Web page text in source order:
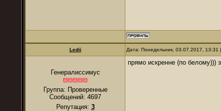
Ledii Дата: Понедельник, 03.07.2017,
Генералиссимус
Группа: Проверенные
Сообщений: 4697
Репутация: 3
прямо искренне (по белому)))